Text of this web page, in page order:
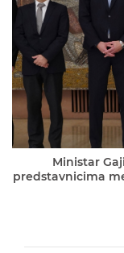
Ministar
predstavnicima